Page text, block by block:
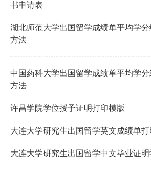
书申请表
湖北师范大学出国留学成绩单平均学
方法
中国药科大学出国留学成绩单平均学
方法
许昌学院学位授予证明打印模版
大连大学研究生出国留学英文成绩单
大连大学研究生出国留学中文毕业证